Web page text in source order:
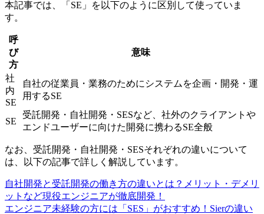
本記事では、「SE」を以下のように区別して使っていま
す。
呼
び
方
意味
社
内
SE
自社の従業員・業務のためにシステムを企画・開発・運
用するSE
SE
受託開発・自社開発・SESなど、社外のクライアントや
エンドユーザーに向けた開発に携わるSE全般
なお、受託開発・自社開発・SESそれぞれの違いについて
は、以下の記事で詳しく解説しています。
自社開発と受託開発の働き方の違いとは？メリット・デメリ
ットなど現役エンジニアが徹底開発！
エンジニア未経験の方には「SES」がおすすめ！Sierの違い